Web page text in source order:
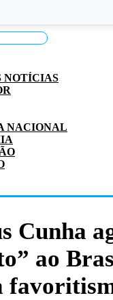
NOTÍCIAS
NACIONAL
Cunha
ao